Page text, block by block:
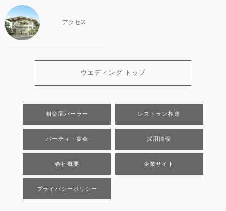
アクセス
ウエディング トップ
相楽園パーラー レストラン相楽
パーティ・宴会 採用情報
会社概要 企業サイト
プライバシーポリシー